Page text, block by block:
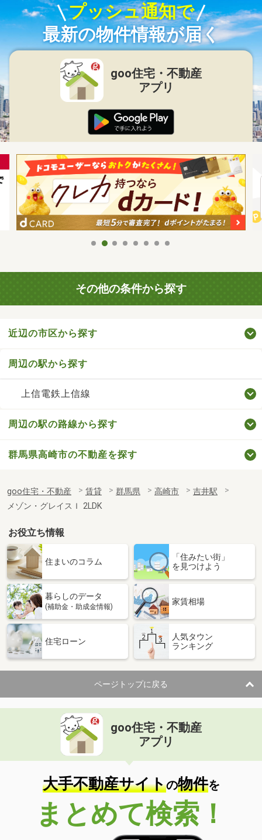
プッシュ通知で
最新の物件情報が届く
goo住宅・不動産
アプリ
その他の条件から探す
近辺の市区から探す
周辺の駅から探す
上信電鉄上信線
周辺の駅の路線から探す
群馬県高崎市の不動産を探す
goo住宅・不動産 賃貸 群馬県 高崎市
吉井駅
メゾン・グレイスＩ 2LDK
お役立ち情報
住まいのコラム
「住みたい街」
を見つけよう
暮らしのデータ
(補助金・助成金情報)
家賃相場
住宅ローン
人気タウン
ランキング
ページトップに戻る
goo住宅・不動産
アプリ
大手不動産サイトの物件を
まとめて検索！